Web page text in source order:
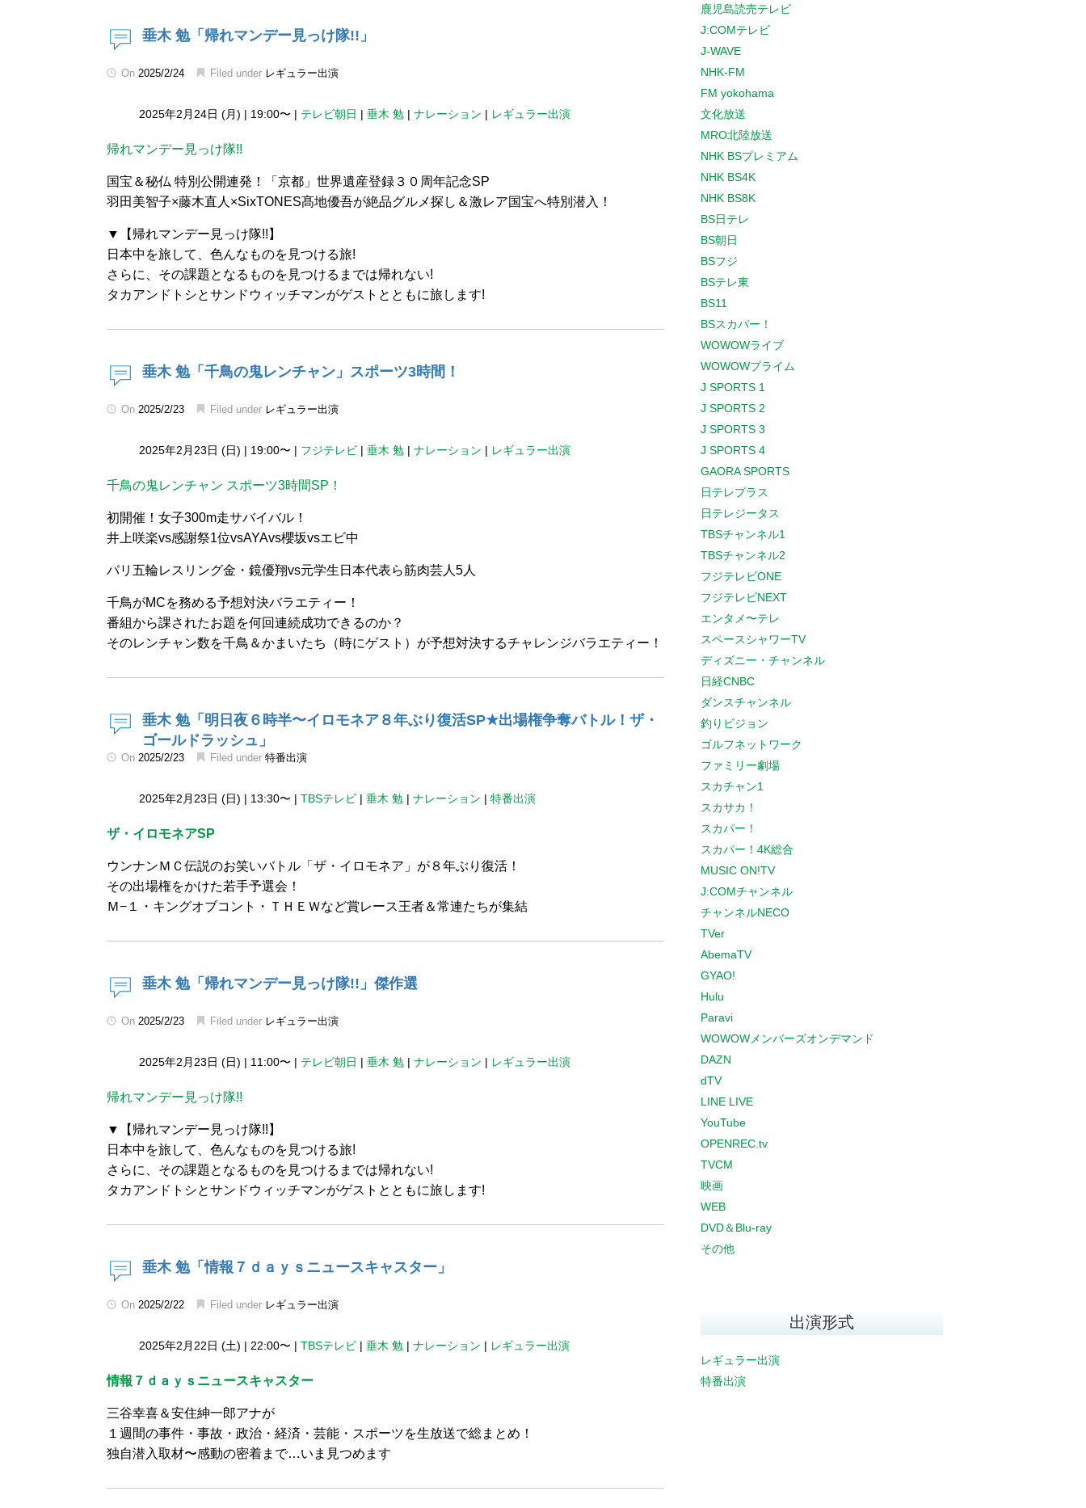
垂木 勉「帰れマンデー見っけ隊!!」
On 2025/2/24 Filed under レギュラー出演
2025年2月24日 (月) | 19:00〜 | テレビ朝日 | 垂木 勉 | ナレーション | レギュラー出演
帰れマンデー見っけ隊!!
国宝＆秘仏 特別公開連発！「京都」世界遺産登録３０周年記念SP
羽田美智子×藤木直人×SixTONES髙地優吾が絶品グルメ探し＆激レア国宝へ特別潜入！
▼【帰れマンデー見っけ隊!!】
日本中を旅して、色んなものを見つける旅!
さらに、その課題となるものを見つけるまでは帰れない!
タカアンドトシとサンドウィッチマンがゲストとともに旅します!
垂木 勉「千鳥の鬼レンチャン」スポーツ3時間！
On 2025/2/23 Filed under レギュラー出演
2025年2月23日 (日) | 19:00〜 | フジテレビ | 垂木 勉 | ナレーション | レギュラー出演
千鳥の鬼レンチャン スポーツ3時間SP！
初開催！女子300m走サバイバル！
井上咲楽vs感謝祭1位vsAYAvs櫻坂vsエビ中
パリ五輪レスリング金・鏡優翔vs元学生日本代表ら筋肉芸人5人
千鳥がMCを務める予想対決バラエティー！
番組から課されたお題を何回連続成功できるのか？
そのレンチャン数を千鳥＆かまいたち（時にゲスト）が予想対決するチャレンジバラエティー！
垂木 勉「明日夜６時半〜イロモネア８年ぶり復活SP★出場権争奪バトル！ザ・
ゴールドラッシュ」
On 2025/2/23 Filed under 特番出演
2025年2月23日 (日) | 13:30〜 | TBSテレビ | 垂木 勉 | ナレーション | 特番出演
ザ・イロモネアSP
ウンナンＭＣ伝説のお笑いバトル「ザ・イロモネア」が８年ぶり復活！
その出場権をかけた若手予選会！
Ｍ−１・キングオブコント・ＴＨＥＷなど賞レース王者＆常連たちが集結
垂木 勉「帰れマンデー見っけ隊!!」傑作選
On 2025/2/23 Filed under レギュラー出演
2025年2月23日 (日) | 11:00〜 | テレビ朝日 | 垂木 勉 | ナレーション | レギュラー出演
帰れマンデー見っけ隊!!
▼【帰れマンデー見っけ隊!!】
日本中を旅して、色んなものを見つける旅!
さらに、その課題となるものを見つけるまでは帰れない!
タカアンドトシとサンドウィッチマンがゲストとともに旅します!
垂木 勉「情報７ｄａｙｓニュースキャスター」
On 2025/2/22 Filed under レギュラー出演
2025年2月22日 (土) | 22:00〜 | TBSテレビ | 垂木 勉 | ナレーション | レギュラー出演
情報７ｄａｙｓニュースキャスター
三谷幸喜＆安住紳一郎アナが
１週間の事件・事故・政治・経済・芸能・スポーツを生放送で総まとめ！
独自潜入取材〜感動の密着まで…いま見つめます
鹿児島読売テレビ
J:COMテレビ
J-WAVE
NHK-FM
FM yokohama
文化放送
MRO北陸放送
NHK BSプレミアム
NHK BS4K
NHK BS8K
BS日テレ
BS朝日
BSフジ
BSテレ東
BS11
BSスカパー！
WOWOWライブ
WOWOWプライム
J SPORTS 1
J SPORTS 2
J SPORTS 3
J SPORTS 4
GAORA SPORTS
日テレプラス
日テレジータス
TBSチャンネル1
TBSチャンネル2
フジテレビONE
フジテレビNEXT
エンタメ〜テレ
スペースシャワーTV
ディズニー・チャンネル
日経CNBC
ダンスチャンネル
釣りビジョン
ゴルフネットワーク
ファミリー劇場
スカチャン1
スカサカ！
スカパー！
スカパー！4K総合
MUSIC ON!TV
J:COMチャンネル
チャンネルNECO
TVer
AbemaTV
GYAO!
Hulu
Paravi
WOWOWメンバーズオンデマンド
DAZN
dTV
LINE LIVE
YouTube
OPENREC.tv
TVCM
映画
WEB
DVD＆Blu-ray
その他
出演形式
レギュラー出演
特番出演